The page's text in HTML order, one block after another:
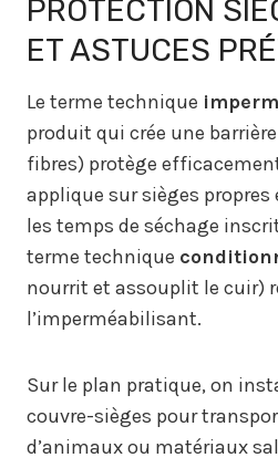
PROTECTION
ET ASTUCES
Le terme technique
produit qui crée une
fibres) protège
applique sur sièges propres
les temps de séchage
terme technique
nourrit et assouplit le cuir)
l’imperméabilisant.
Sur le plan pratique, on
couvre-sièges pour
d’animaux ou matériaux